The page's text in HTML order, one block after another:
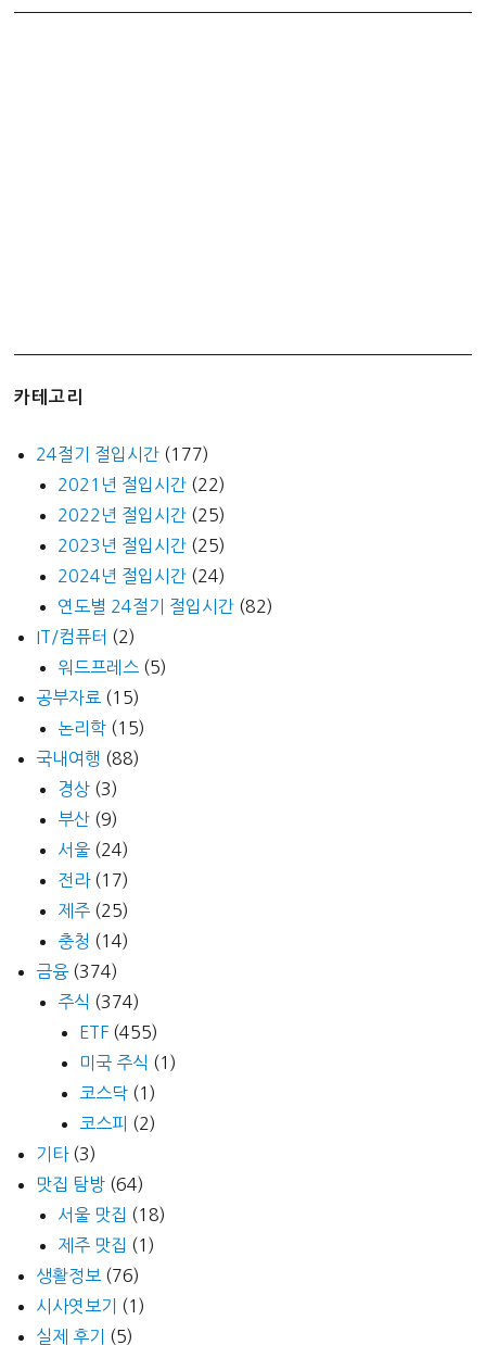
카테고리
24절기 절입시간 (177)
2021년 절입시간 (22)
2022년 절입시간 (25)
2023년 절입시간 (25)
2024년 절입시간 (24)
연도별 24절기 절입시간 (82)
IT/컴퓨터 (2)
워드프레스 (5)
공부자료 (15)
논리학 (15)
국내여행 (88)
경상 (3)
부산 (9)
서울 (24)
전라(17)
제주 (25)
충청 (14)
금융 (374)
주식 (374)
ETF (455)
미국 주식 (1)
코스닥 (1)
코스피 (2)
기타(3)
맛집 탐방 (64)
서울 맛집 (18)
제주 맛집 (1)
생활정보 (76)
시사엿보기
(1)
실제 후기
(5)